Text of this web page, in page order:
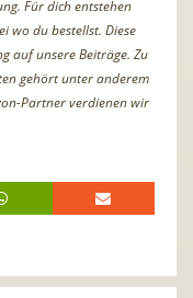
Für dich entstehen
wo du bestellst. Diese
auf unsere Beiträge. Zu
gehört unter anderem
Partner verdienen wir